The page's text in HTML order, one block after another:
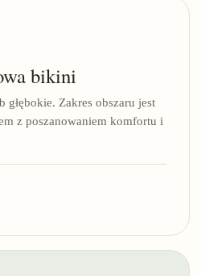
bikini
głębokie. Zakres obszaru jest
z poszanowaniem komfortu i